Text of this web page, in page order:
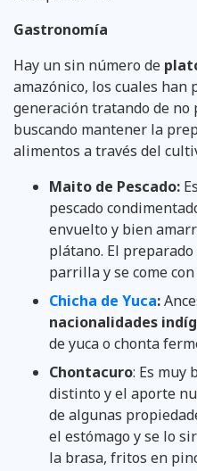
Gastronomía
Hay un sin número de
amazónico, los cuales han
generación tratando de no
buscando mantener la
alimentos a través del
Maito de Pescado:
pescado
envuelto y bien
plátano. El
parrilla y se come
Chicha de Yuca:
nacionalidades
de yuca o chonta
Chontacuro: Es muy
distinto y el aporte
de algunas
el estómago y se lo
la brasa, fritos en